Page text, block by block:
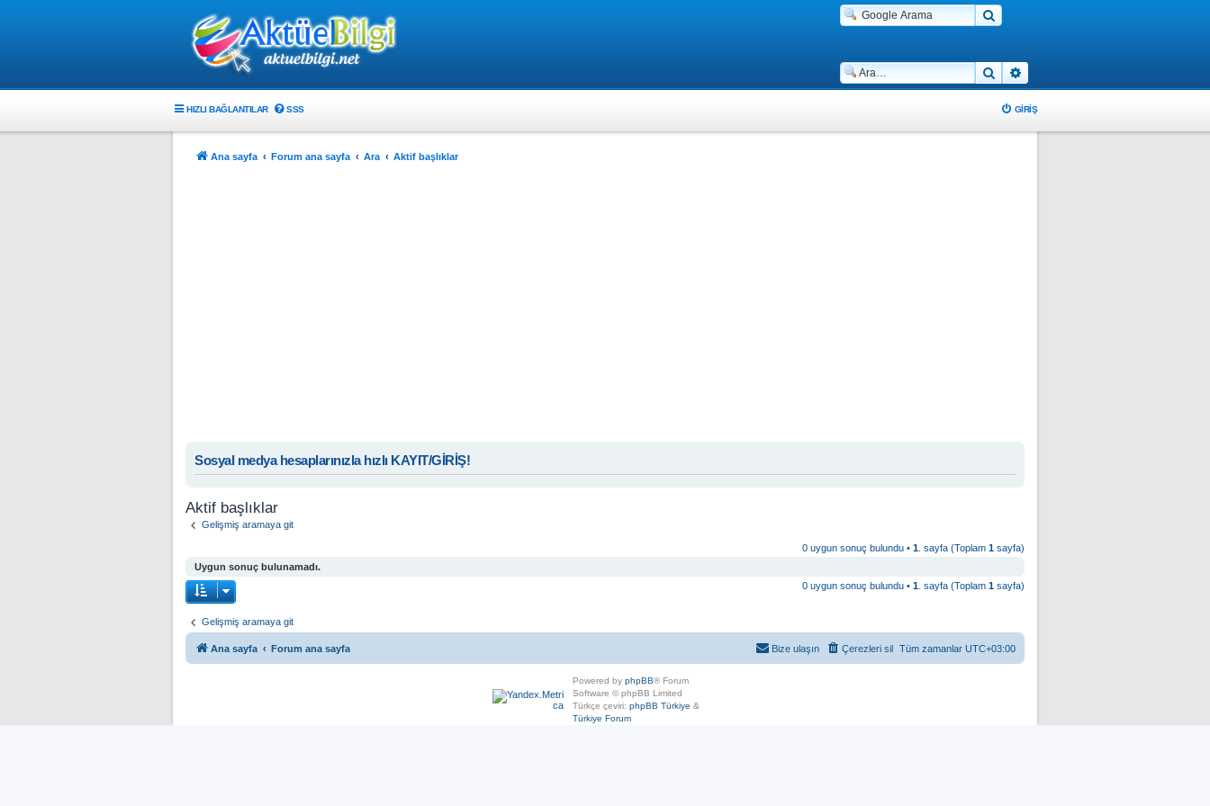
Ara
HIZLI BAĞLANTILAR SSS GIRIŞ
Ana sayfa Forum ana sayfa Ara Aktif başlıklar
Sosyal medya hesaplarınızla hızlı KAYIT/GİRİŞ!
Aktif başlıklar
Gelişmiş aramaya git
0 uygun sonuç bulundu • 1 . sayfa (Toplam 1 sayfa)
Uygun sonuç bulunamadı.
0 uygun sonuç bulundu • 1 . sayfa (Toplam 1 sayfa)
Gelişmiş aramaya git
Ana sayfa Forum ana sayfa Tüm zamanlar UTC+03:00
Çerezleri sil
Bize ulaşın
Powered by phpBB® Forum
Software © phpBB Limited
Türkçe çeviri: phpBB Türkiye &
Türkiye Forum